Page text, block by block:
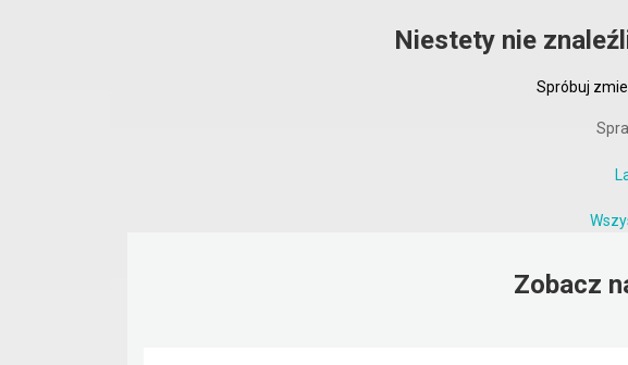
Niestety nie
Spróbuj
Zobacz